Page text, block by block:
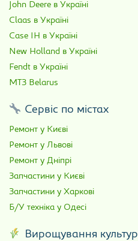
John Deere в Україні
Claas в Україні
Case IH в Україні
New Holland в Україні
Fendt в Україні
МТЗ Belarus
Сервіс по містах
Ремонт у Києві
Ремонт у Львові
Ремонт у Дніпрі
Запчастини у Києві
Запчастини у Харкові
Б/У техніка у Одесі
Вирощування культур